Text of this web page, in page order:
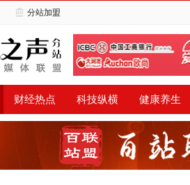
分站加盟
财经热点 科技纵横 健康养生